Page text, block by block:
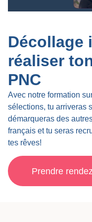
Décollage
réaliser
PNC
Avec notre formation
sélections, tu arriveras
démarqueras des
français et tu seras
tes rêves!
Prendre